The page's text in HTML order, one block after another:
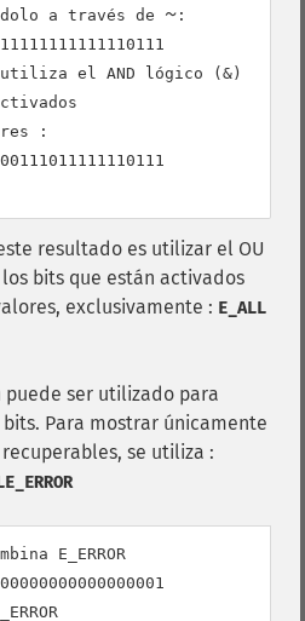
a través de
~ :
resultado es utilizar el OU
los bits que están activados
exclusivamente : E_ALL
ser utilizado para
Para mostrar únicamente
se utiliza :